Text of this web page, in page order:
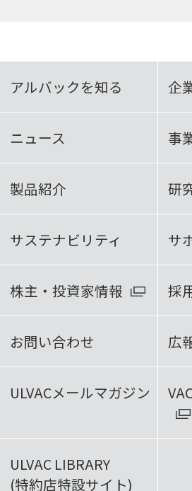
アルバックを知る 企
ニュース 事
製品紹介 研
サステナビリティ サ
株主・投資家情報 採
お問い合わせ 広
ULVACメールマガジン
ULVAC LIBRARY
(特約店特設サイト)